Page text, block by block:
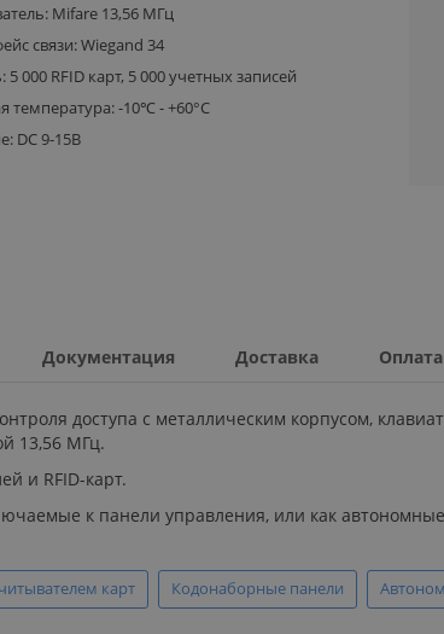
Mifare 13,56 МГц
связи: Wiegand 34
5 000 RFID карт, 5 000 учетных записей
температура: -10℃ - +60°C
DC 9-15В
Документация Доставка Оплата
доступа с металлическим корпусом,
13,56 МГц.
и RFID-карт.
к панели управления, или как
карт Кодонаборные панели